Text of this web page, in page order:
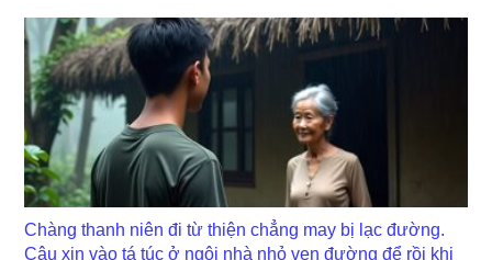
Chàng thanh niên đi từ thiện chẳng may bị lạc đường.
Cậu xin vào tá túc ở ngôi nhà nhỏ ven đường để rồi khi